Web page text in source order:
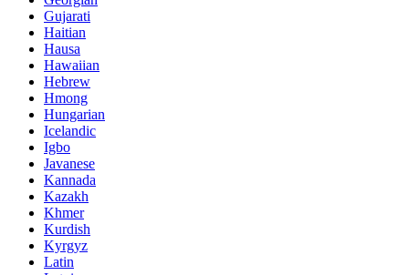
Gujarati
Haitian
Hausa
Hawaiian
Hebrew
Hmong
Hungarian
Icelandic
Igbo
Javanese
Kannada
Kazakh
Khmer
Kurdish
Kyrgyz
Latin